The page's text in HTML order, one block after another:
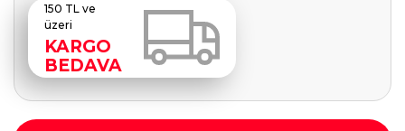
150 TL ve
üzeri
KARGO
BEDAVA